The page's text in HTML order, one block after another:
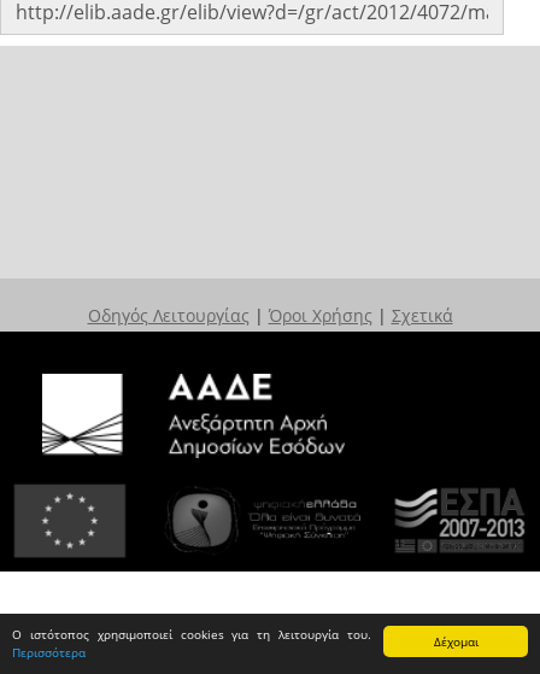
Δέχομαι
Ο ιστότοπος χρησιμοποιεί cookies για τη λειτουργία του.
Περισσότερα
Οδηγός Λειτουργίας | Όροι Χρήσης | Σχετικά